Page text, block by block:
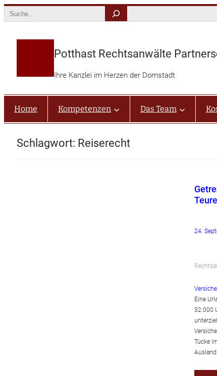
Search
Potthast Rechtsanwälte
Ihre Kanzlei im Herzen der Domstadt
Home Kompetenzen Das Team
Schlagwort: Reiserecht
24.
Eine
32.000
Tücke